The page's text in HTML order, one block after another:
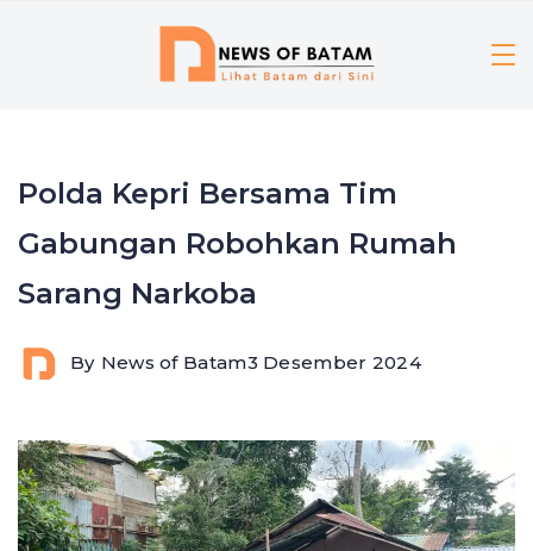
Polda Kepri Bersama Tim
Gabungan Robohkan Rumah
Sarang Narkoba
By News of Batam3 Desember 2024